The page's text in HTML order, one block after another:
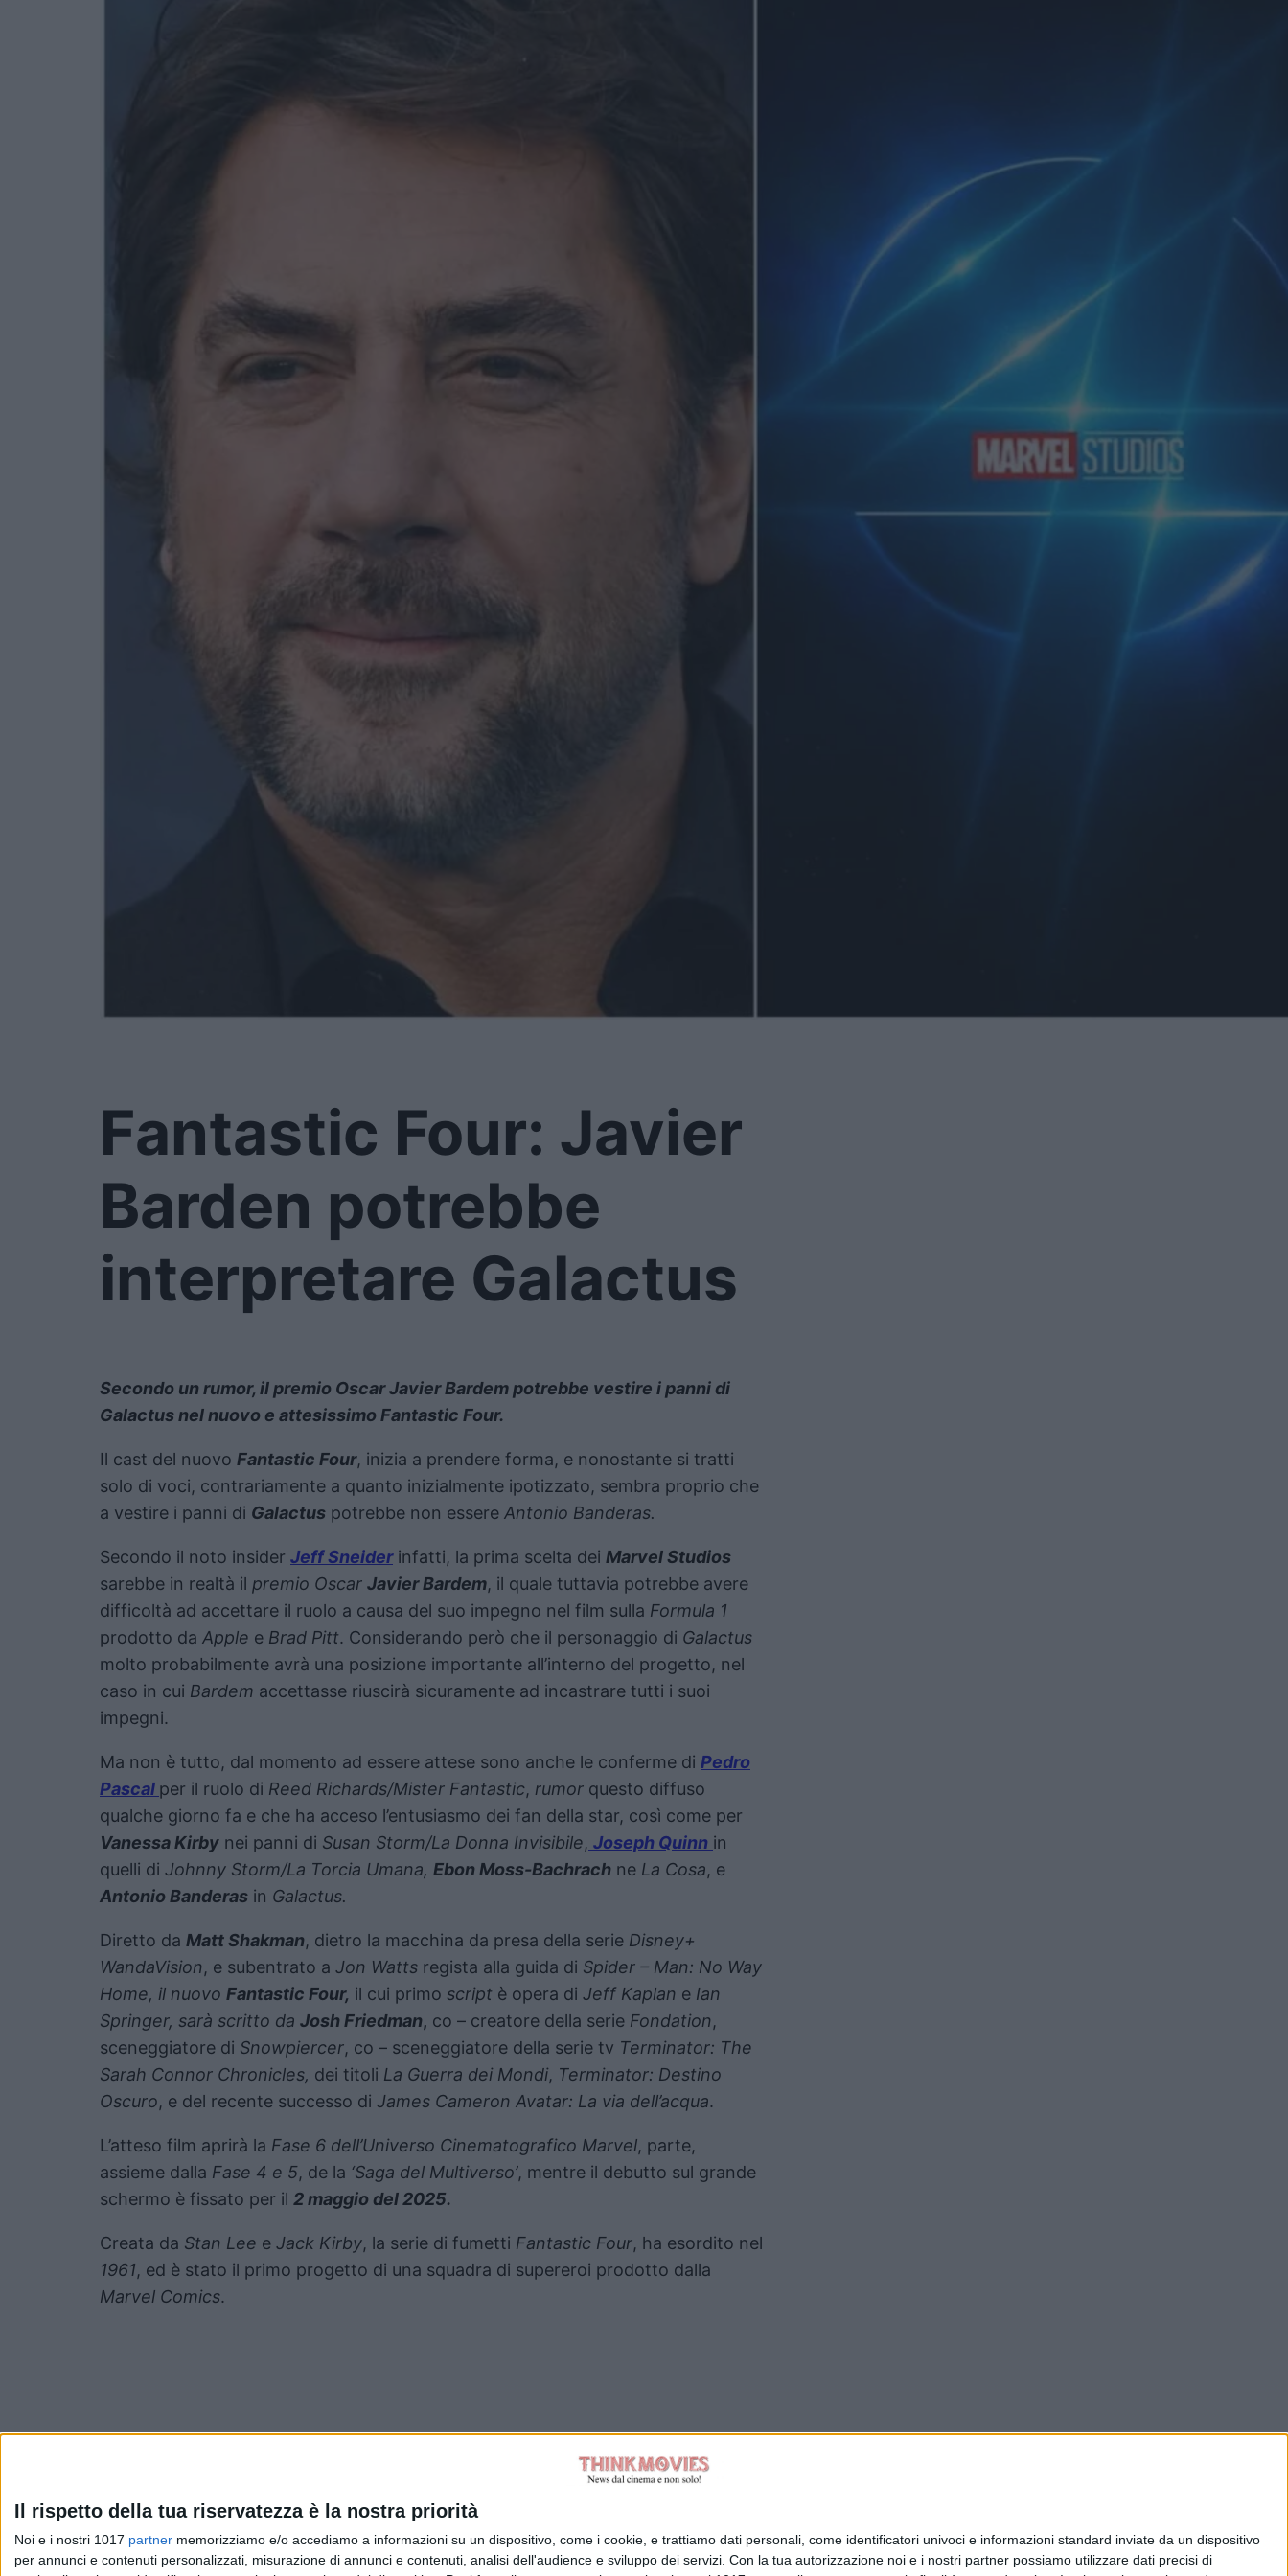
Il rispetto della tua riservatezza è la nostra priorità
Noi e i nostri 1017 partner memorizziamo e/o accediamo a informazioni su un dispositivo, come i cookie, e trattiamo dati personali, come identificatori univoci e informazioni standard inviate da un dispositivo
per annunci e contenuti personalizzati, misurazione di annunci e contenuti, analisi dell'audience e sviluppo dei servizi. Con la tua autorizzazione noi e i nostri partner possiamo utilizzare dati precisi di
Fantastic Four: Javier
Barden potrebbe
interpretare Galactus
Secondo un rumor, il premio Oscar Javier Bardem potrebbe vestire i panni di
Galactus nel nuovo e attesissimo Fantastic Four.
Il cast del nuovo Fantastic Four, inizia a prendere forma, e nonostante si tratti
solo di voci, contrariamente a quanto inizialmente ipotizzato, sembra proprio che
a vestire i panni di Galactus potrebbe non essere Antonio Banderas.
Secondo il noto insider Jeff Sneiderinfatti, la prima scelta dei Marvel Studios
sarebbe in realtà il premio Oscar Javier Bardem, il quale tuttavia potrebbe avere
difficoltà ad accettare il ruolo a causa del suo impegno nel film sulla Formula 1
prodotto da Apple e Brad Pitt. Considerando però che il personaggio di Galactus
molto probabilmente avrà una posizione importante all’interno del progetto, nel
caso in cui Bardem accettasse riuscirà sicuramente ad incastrare tutti i suoi
impegni.
Ma non è tutto, dal momento ad essere attese sono anche le conferme di Pedro
Pascal per il ruolo di Reed Richards/Mister Fantastic, rumor questo diffuso
qualche giorno fa e che ha acceso l’entusiasmo dei fan della star, così come per
Vanessa Kirby nei panni di Susan Storm/La Donna Invisibile, Joseph Quinn in
quelli di Johnny Storm/La Torcia Umana, Ebon Moss-Bachrach ne La Cosa, e
Antonio Banderas in Galactus.
Diretto da Matt Shakman, dietro la macchina da presa della serie Disney+
WandaVision, e subentrato a Jon Watts regista alla guida di Spider – Man: No Way
Home, il nuovo Fantastic Four, il cui primo script è opera di Jeff Kaplan e Ian
Springer, sarà scritto da Josh Friedman, co – creatore della serie Fondation,
sceneggiatore di Snowpiercer, co – sceneggiatore della serie tv Terminator: The
Sarah Connor Chronicles, dei titoli La Guerra dei Mondi, Terminator: Destino
Oscuro, e del recente successo di James Cameron Avatar: La via dell’acqua.
L’atteso film aprirà la Fase 6 dell’Universo Cinematografico Marvel, parte,
assieme dalla Fase 4 e 5, de la ‘Saga del Multiverso’, mentre il debutto sul grande
schermo è fissato per il 2 maggio del 2025.
Creata da Stan Lee e Jack Kirby, la serie di fumetti Fantastic Four, ha esordito nel
1961, ed è stato il primo progetto di una squadra di supereroi prodotto dalla
Marvel Comics.
PubblicatoNovembre 20, 2023 in
News cinema e film
Tag:
Pattinson nel
esalta Superman:
Man of Tomorrow:
fantastiche”
di Emanuela Giuliani
Coyote vs Acme: il
nuovo trailer e
poster del film al
settembre